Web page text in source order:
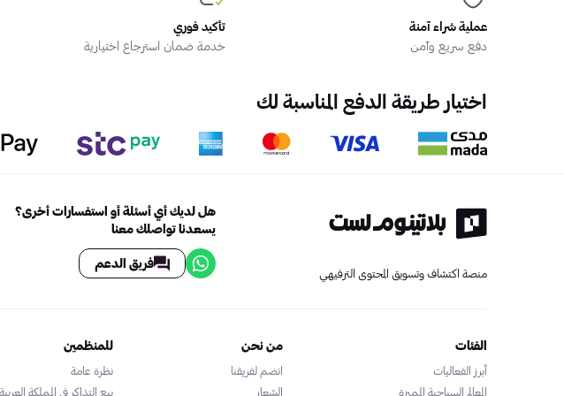
عملية شراء آمنة
دفع سريع وآمن
تأكيد فوري
خدمة ضمان استرجاع اختيارية
اختيار طريقة الدفع المناسبة لك
منصة اكتشاف وتسويق المحتوى الترفيهي
هل لديك أي أسئلة أو استفسارات أخرى؟
يسعدنا تواصلك معنا
فريق الدعم
الفئات
أبرز الفعاليات
المعالم السياحية المميزة
من نحن
انضم لفريقنا
الشعار
للمنظمين
نظرة عامة
بيع التذاكر في المملكة